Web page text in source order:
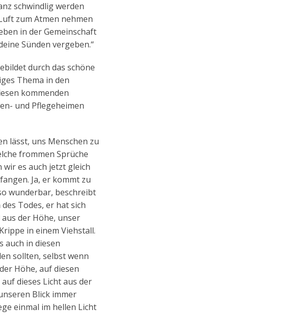
schwindlig werden
zum Atmen nehmen
in der Gemeinschaft
Sünden vergeben.“
durch das schöne
Thema in den
kommenden
und Pflegeheimen
lässt, uns Menschen zu
frommen Sprüche
es auch jetzt gleich
Ja, er kommt zu
wunderbar, beschreibt
Todes, er hat sich
der Höhe, unser
in einem Viehstall.
auch in diesen
sollten, selbst wenn
Höhe, auf diesen
dieses Licht aus der
Blick immer
einmal im hellen Licht